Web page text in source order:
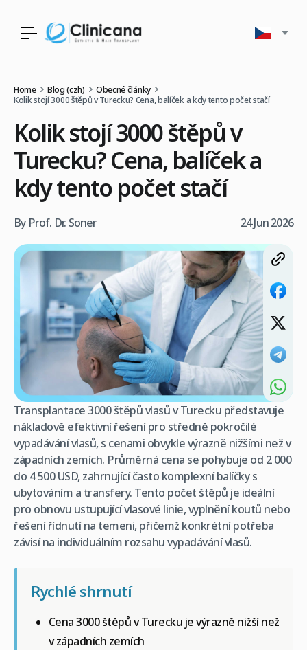
Home Blog (czh)
Obecné články
Kolik stojí 3000 štěpů v Turecku? Cena, balíček a kdy tento počet stačí
Kolik stojí 3000 štěpů v
Turecku? Cena, balíček a
kdy tento počet stačí
By Prof. Dr. Soner 24 Jun 2026
Transplantace 3000 štěpů vlasů v Turecku představuje
nákladově efektivní řešení pro středně pokročilé
vypadávání vlasů, s cenami obvykle výrazně nižšími než v
západních zemích. Průměrná cena se pohybuje od 2 000
do 4 500 USD, zahrnující často komplexní balíčky s
ubytováním a transfery. Tento počet štěpů je ideální
pro obnovu ustupující vlasové linie, vyplnění koutů nebo
řešení řídnutí na temeni, přičemž konkrétní potřeba
závisí na individuálním rozsahu vypadávání vlasů.
Rychlé shrnutí
Cena 3000 štěpů v Turecku je výrazně nižší než
v západních zemích